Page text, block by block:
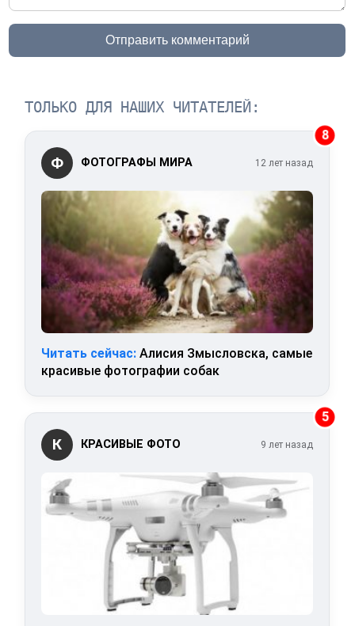
Отправить комментарий
ТОЛЬКО ДЛЯ НАШИХ ЧИТАТЕЛЕЙ:
8
Ф ФОТОГРАФЫ МИРА 12 лет назад
Читать сейчас: Алисия Змысловска, самые
красивые фотографии собак
5
К КРАСИВЫЕ ФОТО 9 лет назад